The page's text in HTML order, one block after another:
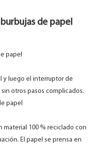
de papel
y luego el interruptor de
otros pasos complicados.
material 100 % reciclado con
El papel se prensa en